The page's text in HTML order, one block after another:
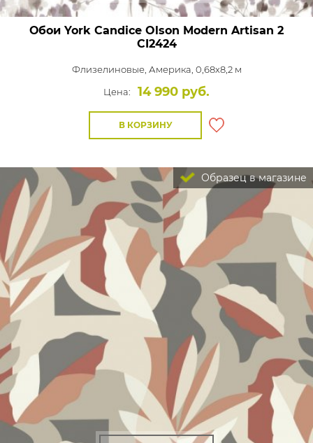
Обои York Candice Olson Modern Artisan 2
CI2424
Флизелиновые, Америка, 0,68x8,2 м
Цена:
14 990 руб.
В КОРЗИНУ
Образец в магазине